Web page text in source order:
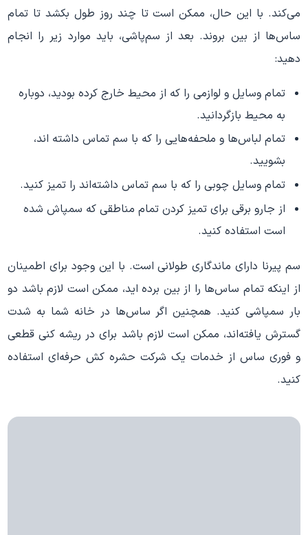
می‌کند. با این حال، ممکن است تا چند روز طول بکشد تا تمام
ساس‌ها از بین بروند. بعد از سم‌پاشی، باید موارد زیر را انجام
دهید:
تمام وسایل و لوازمی را که از محیط خارج کرده بودید، دوباره
به محیط بازگردانید.
تمام لباس‌ها و ملحفه‌هایی را که با سم تماس داشته اند،
بشویید.
تمام وسایل چوبی را که با سم تماس داشته‌اند را تمیز کنید.
از جارو برقی برای تمیز کردن تمام مناطقی که سمپاش شده
است استفاده کنید.
سم پیرنا دارای ماندگاری طولانی است. با این وجود برای اطمینان
از اینکه تمام ساس‌ها را از بین برده اید، ممکن است لازم باشد دو
بار سمپاشی کنید. همچنین اگر ساس‌ها در خانه شما به شدت
گسترش یافته‌اند، ممکن است لازم باشد برای در ریشه کنی قطعی
و فوری ساس از خدمات یک شرکت حشره کش حرفه‌ای استفاده
کنید.